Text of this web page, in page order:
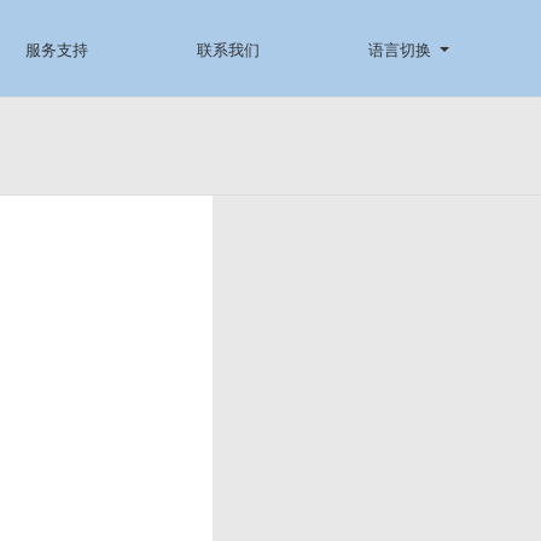
服务支持 联系我们 语言切换